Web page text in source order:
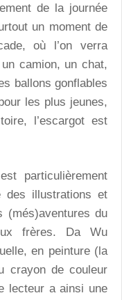
de la journée
un moment de
où l’on verra
camion, un chat,
ballons gonflables
les plus jeunes,
l’escargot est
particulièrement
des illustrations et
(més)aventures du
frères. Da Wu
en peinture (la
crayon de couleur
lecteur a ainsi une